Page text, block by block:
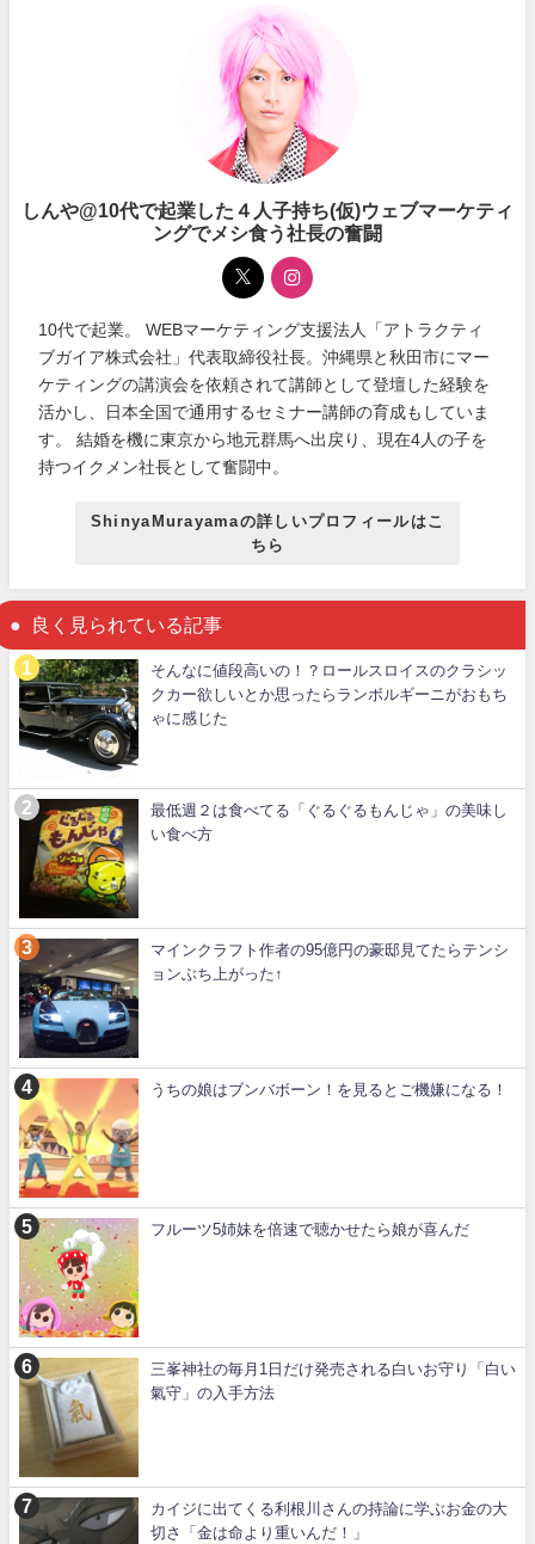
しんや@10代で起業した４人子持ち(仮)ウェブマーケティ
ングでメシ食う社長の奮闘
10代で起業。 WEBマーケティング支援法人「アトラクティ
ブガイア株式会社」代表取締役社長。沖縄県と秋田市にマー
ケティングの講演会を依頼されて講師として登壇した経験を
活かし、日本全国で通用するセミナー講師の育成もしていま
す。 結婚を機に東京から地元群馬へ出戻り、現在4人の子を
持つイクメン社長として奮闘中。
ShinyaMurayamaの詳しいプロフィールはこ
ちら
良く見られている記事
そんなに値段高いの！？ロールスロイスのクラシッ
クカー欲しいとか思ったらランボルギーニがおもち
ゃに感じた
最低週２は食べてる「ぐるぐるもんじゃ」の美味し
い食べ方
マインクラフト作者の95億円の豪邸見てたらテンシ
ョンぶち上がった↑
うちの娘はブンバボーン！を見るとご機嫌になる！
フルーツ5姉妹を倍速で聴かせたら娘が喜んだ
三峯神社の毎月1日だけ発売される白いお守り「白い
氣守」の入手方法
カイジに出てくる利根川さんの持論に学ぶお金の大
切さ「金は命より重いんだ！」